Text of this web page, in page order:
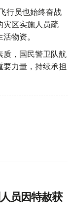
行员也始终奋战
灾区实施人员疏
物资。
质，国民警卫队航
力量，持续承担
员因特赦获